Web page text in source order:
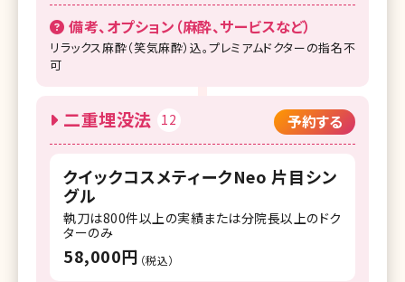
備考、オプション（麻酔、サービスなど）
リラックス麻酔（笑気麻酔）込。プレミアムドクターの指名不
可
二重埋没法 12 予約する
クイックコスメティークNeo 片目シン
グル
執刀は800件以上の実績または分院長以上のドク
ターのみ
58,000円 （税込）